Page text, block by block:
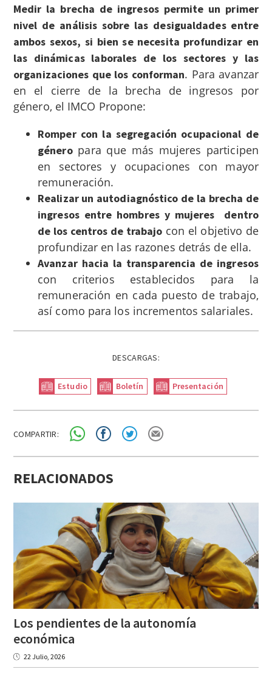
Medir la brecha de ingresos permite un primer
nivel de análisis sobre las desigualdades entre
ambos sexos, si bien se necesita profundizar en
las dinámicas laborales de los sectores y las
organizaciones que los conforman. Para avanzar
en el cierre de la brecha de ingresos por
género, el IMCO Propone:
Romper con la segregación ocupacional de
géneropara que más mujeres participen
en sectores y ocupaciones con mayor
remuneración.
Realizar un autodiagnóstico de la brecha de
ingresos entre hombres y mujeres dentro
de los centros de trabajo con el objetivo de
profundizar en las razones detrás de ella.
Avanzar hacia la transparencia de ingresos
con criterios establecidos para la
remuneración en cada puesto de trabajo,
así como para los incrementos salariales.
DESCARGAS:
Estudio Boletín Presentación
COMPARTIR:
RELACIONADOS
Los pendientes de la autonomía
económica
22 Julio, 2026